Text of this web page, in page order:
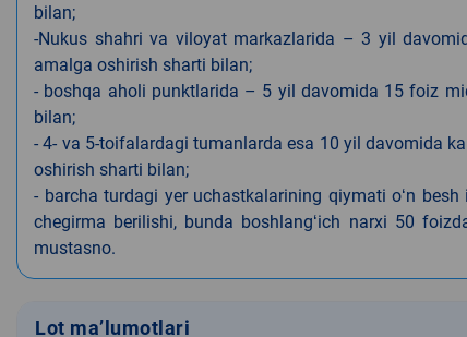
bilan;
-Nukus shahri va viloyat markazlarida – 3 yil
amalga oshirish sharti bilan;
- boshqa aholi punktlarida – 5 yil davomida 15 foiz
bilan;
- 4- va 5-toifalardagi tumanlarda esa 10 yil davomida
oshirish sharti bilan;
- barcha turdagi yer uchastkalarining qiymati oʻn
chegirma berilishi, bunda boshlangʻich narxi 50
mustasno.
Lot ma’lumotlari